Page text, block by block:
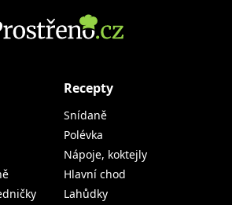
Recepty
Snídaně
Polévka
Nápoje, koktejly
Hlavní chod
Lahůdky